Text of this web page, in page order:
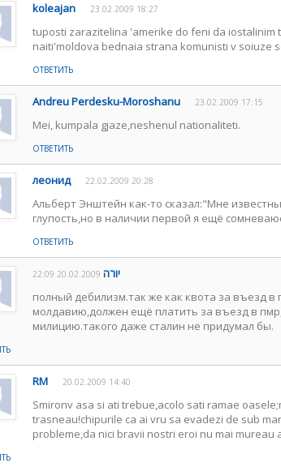
koleajan 23.02.2009 18:27
tuposti zarazitelina 'amerike do feni da iostalinim
naiti'moldova bednaia strana komunisti v soiuze
ОТВЕТИТЬ
Andreu Perdesku-Moroshanu 23.02.2009 17:15
Mei, kumpala gjaze,neshenul nationaliteti.
ОТВЕТИТЬ
леонид 22.02.2009 20:28
Альберт Энштейн как-то сказал:"Мне
глупость,но в наличии первой я ещё
ОТВЕТИТЬ
יורה 20.02.2009 22:09
полный дебилизм.так же как квота за въезд в
молдавию,должен ещё платить за въезд в
милицию.такого даже сталин не придумал бы.
RM 20.02.2009 14:40
Smironv asa si ati trebue,acolo sati ramae
trasneau!chipurile ca ai vru sa evadezi de sub
probleme,da nici bravii nostri eroi nu mai mureau